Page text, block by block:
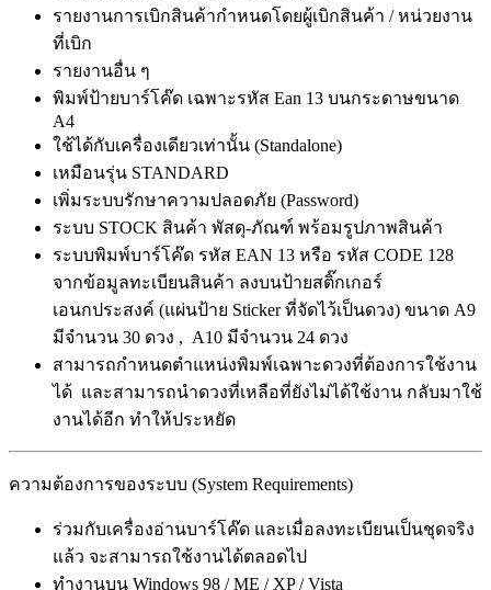
รายงานการเบิกสินค้ากำหนดโดยผู้เบิกสินค้า / หน่วยงาน
ที่เบิก
รายงานอื่น ๆ
พิมพ์ป้ายบาร์โค๊ด เฉพาะรหัส Ean 13 บนกระดาษขนาด
A4
ใช้ได้กับเครื่องเดียวเท่านั้น (Standalone)
เหมือนรุ่น STANDARD
เพิ่มระบบรักษาความปลอดภัย (Password)
ระบบ STOCK สินค้า พัสดุ-ภัณฑ์ พร้อมรูปภาพสินค้า
ระบบพิมพ์บาร์โค๊ด รหัส EAN 13 หรือ รหัส CODE 128
จากข้อมูลทะเบียนสินค้า ลงบนป้ายสติ๊กเกอร์
เอนกประสงค์ (แผ่นป้าย Sticker ที่จัดไว้เป็นดวง) ขนาด A9
มีจำนวน 30 ดวง , A10 มีจำนวน 24 ดวง
สามารถกำหนดตำแหน่งพิมพ์เฉพาะดวงที่ต้องการใช้งาน
ได้ และสามารถนำดวงที่เหลือที่ยังไม่ได้ใช้งาน กลับมาใช้
งานได้อีก ทำให้ประหยัด
ความต้องการของระบบ (System Requirements)
ร่วมกับเครื่องอ่านบาร์โค๊ด และเมื่อลงทะเบียนเป็นชุดจริง
แล้ว จะสามารถใช้งานได้ตลอดไป
ทำงานบน Windows 98 / ME / XP / Vista